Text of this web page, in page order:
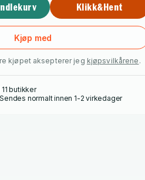
Klikk&Hent
Kjøp med
kjøpet aksepterer jeg kjøpsvilkårene .
butikker
normalt innen 1-2 virkedager